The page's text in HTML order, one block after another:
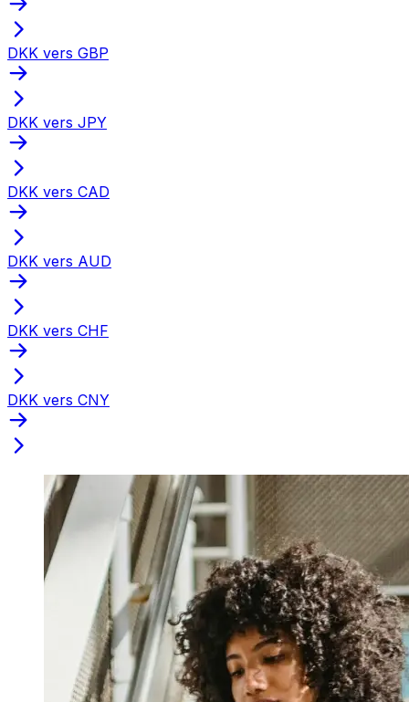
DKK vers GBP
DKK vers JPY
DKK vers CAD
DKK vers AUD
DKK vers CHF
DKK vers CNY